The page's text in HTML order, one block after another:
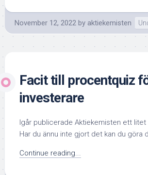
November 12, 2022 by aktiekemisten
Facit till procentquiz
investerare
Igår publicerade Aktiekemisten ett
Har du ännu inte gjort det kan du göra
Continue reading...